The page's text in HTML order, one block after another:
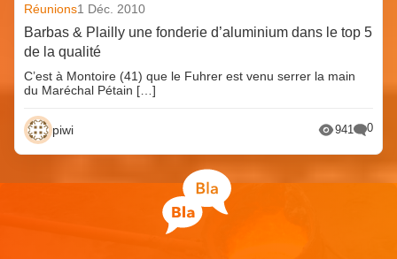
Réunions1 Déc. 2010
Barbas & Plailly une fonderie d’aluminium dans le top 5
de la qualité
C’est à Montoire (41) que le Fuhrer est venu serrer la main
du Maréchal Pétain […]
piwi 941 0